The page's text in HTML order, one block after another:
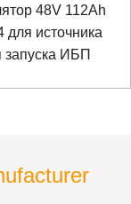
48V 112Ah
для источника
запуска ИБП